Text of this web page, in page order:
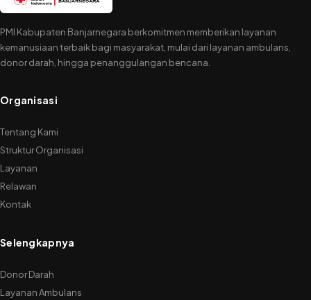
PMI Kabupaten Banjarnegara berkomitmen memberikan layanan
kemanusiaan terbaik bagi masyarakat, mulai dari layanan ambulans,
donor darah, hingga penanggulangan bencana.
Organisasi
Tentang Kami
Struktur Organisasi
Layanan
Relawan
Kontak
Selengkapnya
Donor Darah
Layanan Ambulans